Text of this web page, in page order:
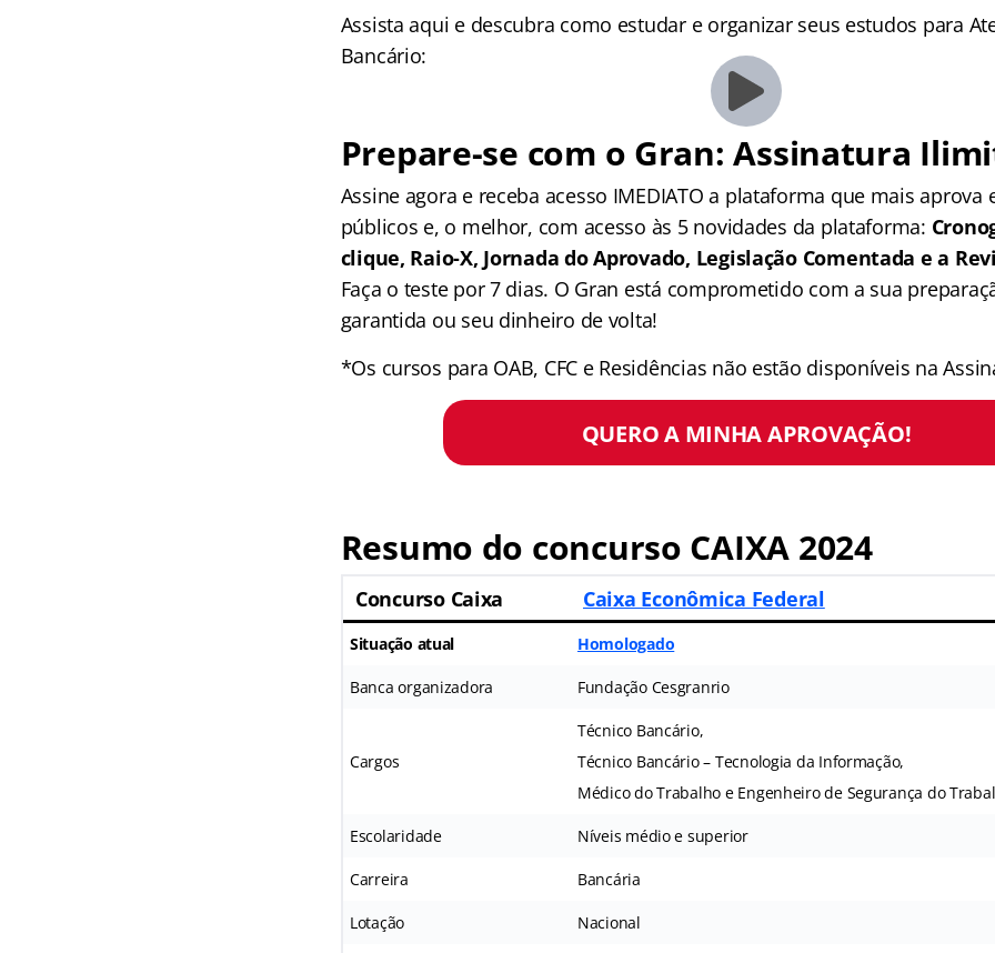
Assista aqui e descubra como estudar e organizar seus estudos para
Bancário:
Prepare-se com o Gran: Assinatura
Assine agora e receba acesso IMEDIATO a plataforma que mais aprova
públicos e, o melhor, com acesso às 5 novidades da plataforma:
clique, Raio-X, Jornada do Aprovado, Legislação Comentada e a
Faça o teste por 7 dias. O Gran está comprometido com a sua
garantida ou seu dinheiro de volta!
*Os cursos para OAB, CFC e Residências não estão disponíveis na
QUERO A MINHA APROVAÇÃO!
Resumo do concurso CAIXA 2024
Concurso Caixa Caixa Econômica Federal
Situação atual Homologado
Banca organizadora Fundação Cesgranrio
Cargos
Técnico Bancário,
Técnico Bancário – Tecnologia da Informação,
Médico do Trabalho e Engenheiro de Segurança do
Escolaridade Níveis médio e superior
Carreira Bancária
Lotação Nacional